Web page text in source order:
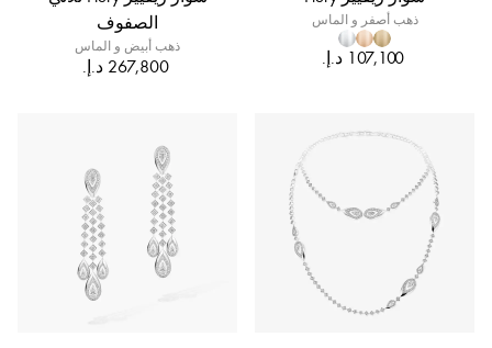
ذهب أصفر و الماس
‏107,100 د.إ.‏
الصفوف
ذهب أبيض و الماس
‏267,800 د.إ.‏